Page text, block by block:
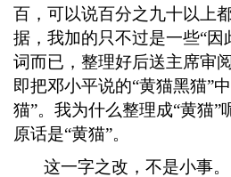
百，可以说百分之九十以上
据，我加的只不过是一些“因
词而已，整理好后送主席审
即把邓小平说的“黄猫黑猫”
猫”。我为什么整理成“黄猫”
原话是“黄猫”。
这一字之改，不是小事。